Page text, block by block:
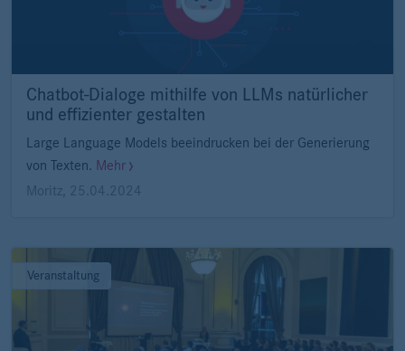
Chatbot-Dialoge mithilfe von LLMs natürlicher
und effizienter gestalten
Large Language Models beeindrucken bei der Generierung
von Texten. Mehr
Moritz
25.04.2024
Veranstaltung